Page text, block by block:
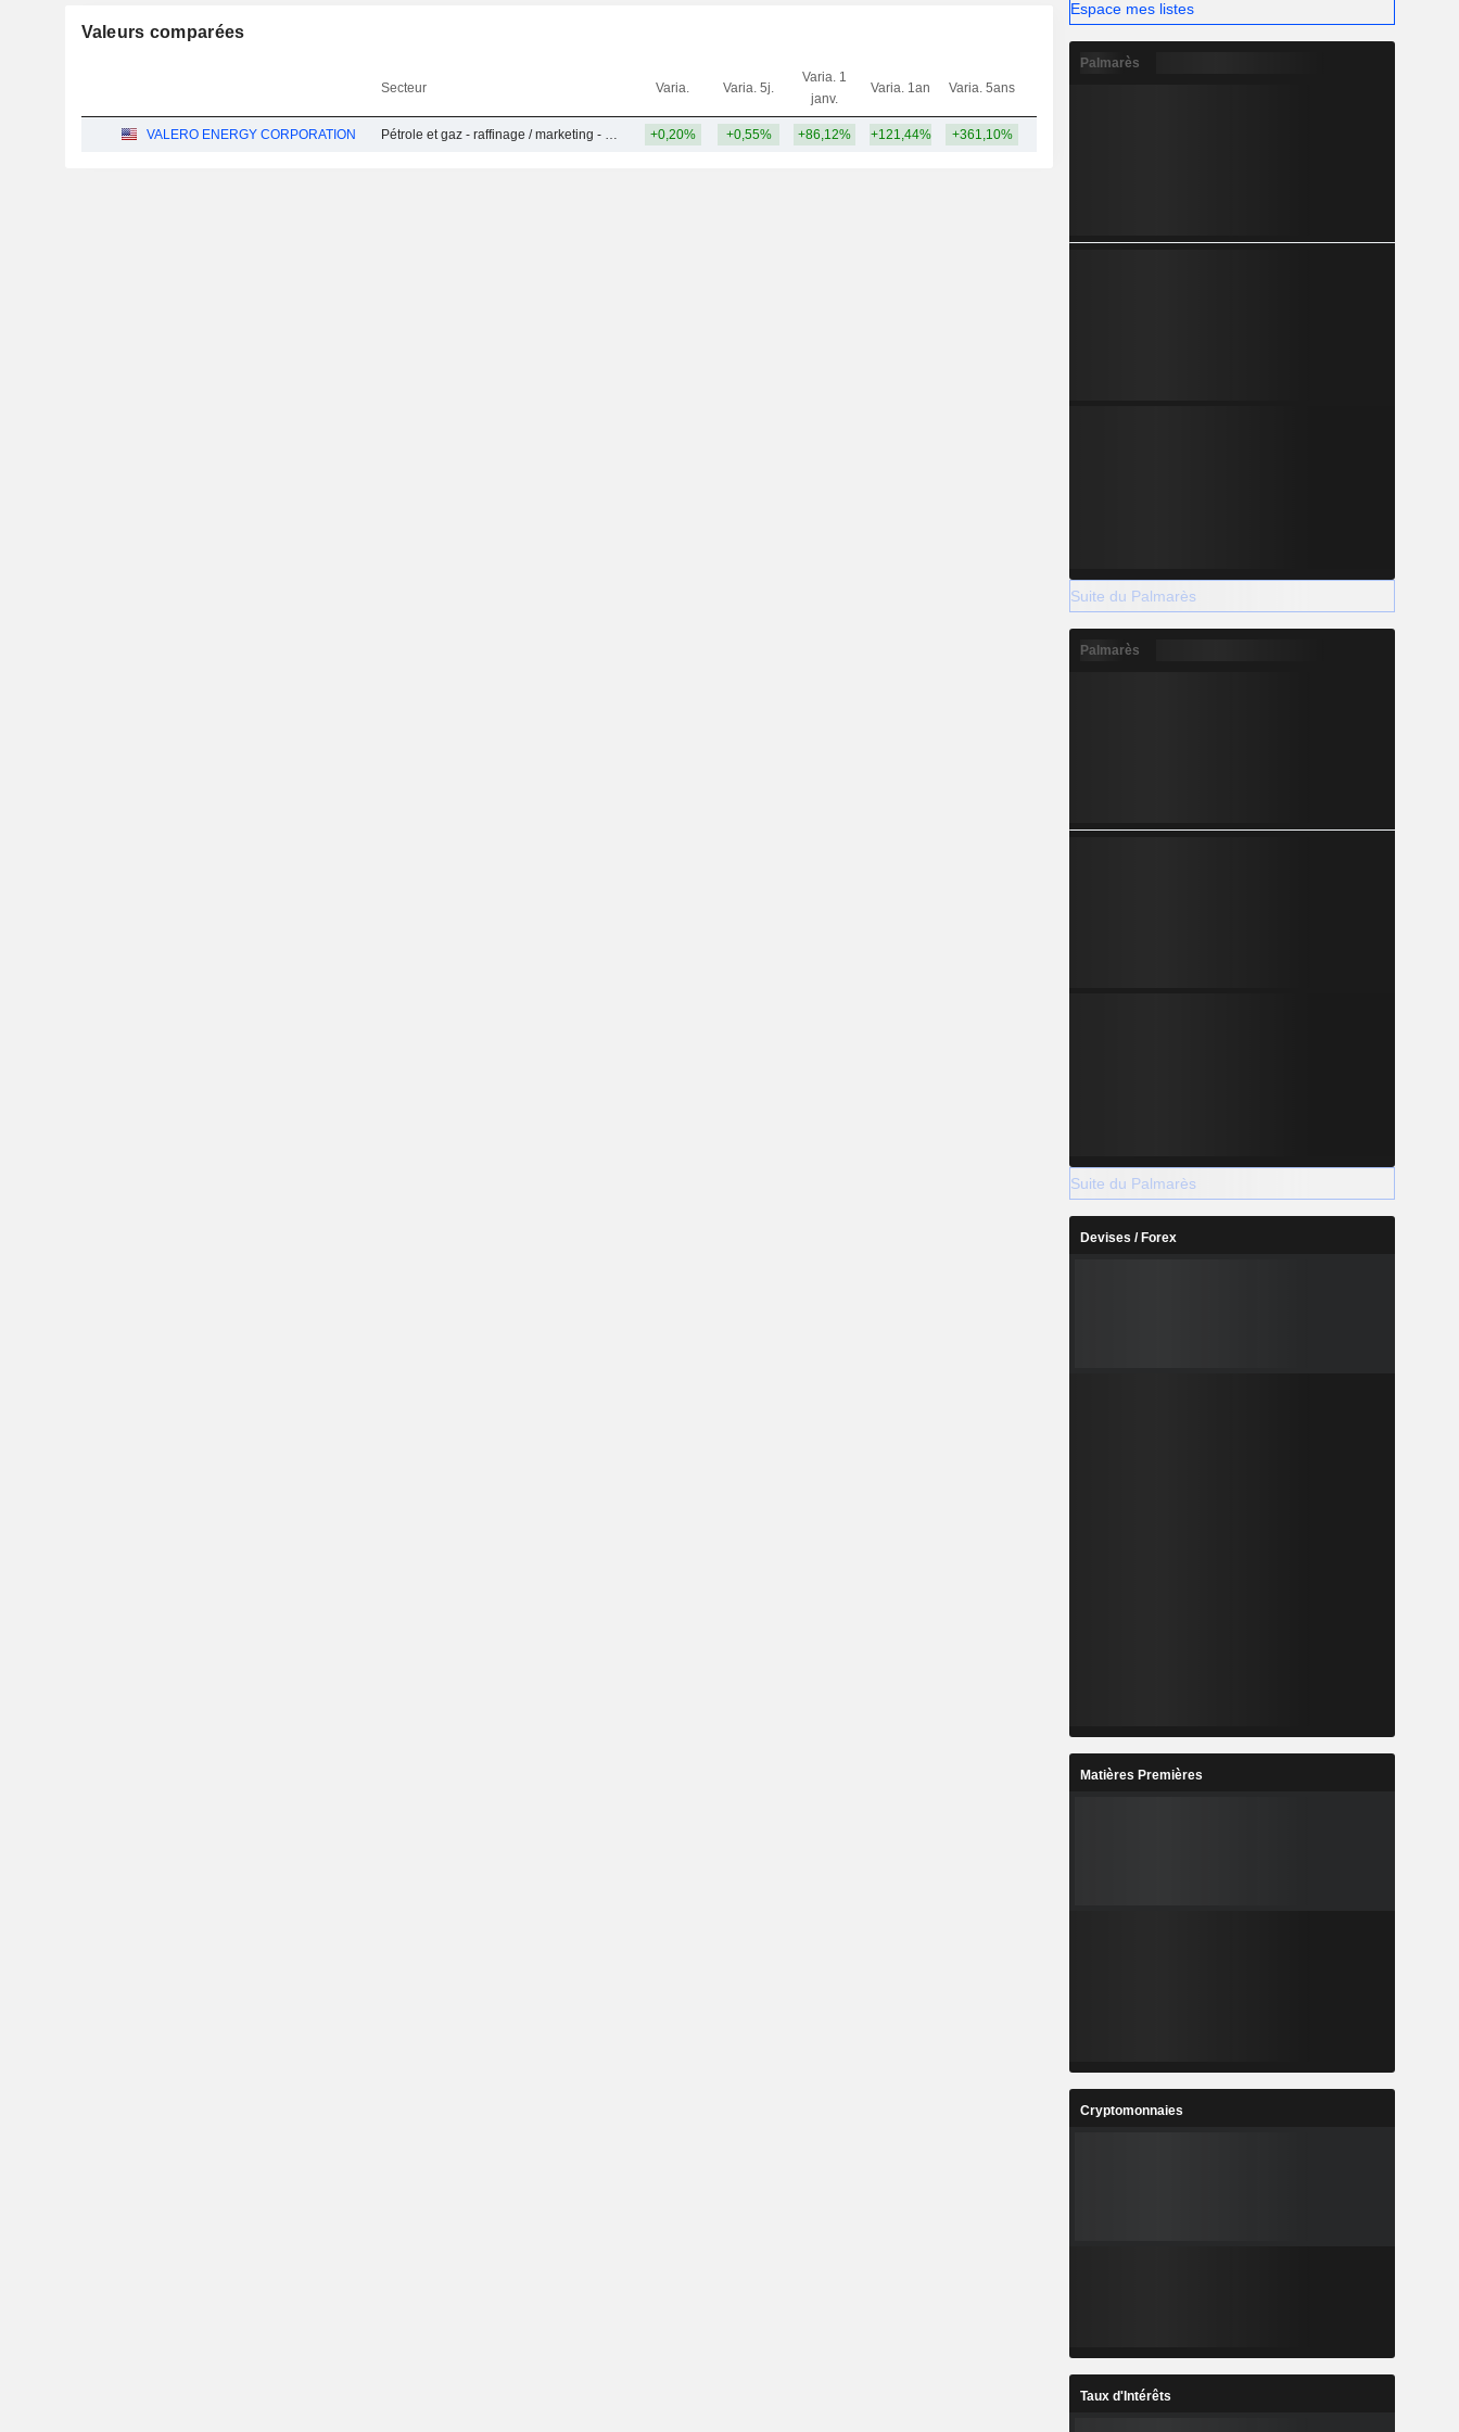
Valeurs comparées
Secteur Varia. Varia. 5j.
Varia. 1
janv.
Varia. 1an Varia. 5ans
VALERO ENERGY CORPORATION Pétrole et gaz - raffinage / marketing - NCA +0,20% +0,55% +86,12% +121,44% +361,10%
Espace mes listes
Palmarès
Suite du Palmarès
Palmarès
Suite du Palmarès
Devises / Forex
Matières Premières
Cryptomonnaies
Taux d'Intérêts